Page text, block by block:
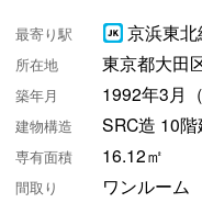
最寄り駅 京浜東
所在地 東京都大田
築年月 1992年3月
建物構造 SRC造 10階
専有面積 16.12㎡
間取り ワンルーム